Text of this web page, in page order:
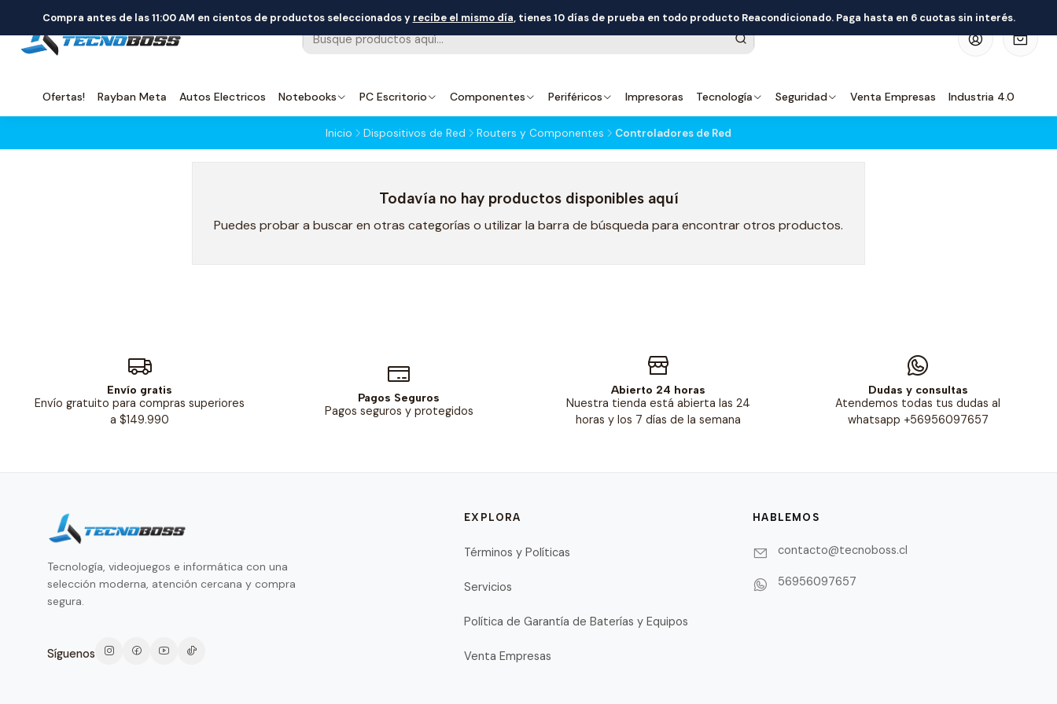
Ofertas! Rayban Meta Autos Electricos Notebooks PC Escritorio Componentes Periféricos Impresoras Tecnología Seguridad Venta Empresas Industria 4.0
Compra antes de las 11:00 AM en cientos de productos seleccionados y recibe el mismo día, tienes 10 días de prueba en todo producto Reacondicionado. Paga hasta en 6 cuotas sin interés.
Inicio Dispositivos de Red Routers y Componentes Controladores de Red
Todavía no hay productos disponibles aquí
Puedes probar a buscar en otras categorías o utilizar la barra de búsqueda para encontrar otros productos.
Envío gratis
Envío gratuito para compras superiores
a $149.990
Pagos Seguros
Pagos seguros y protegidos
Abierto 24 horas
Nuestra tienda está abierta las 24
horas y los 7 días de la semana
Dudas y consultas
Atendemos todas tus dudas al
whatsapp +56956097657
Tecnología, videojuegos e informática con una
selección moderna, atención cercana y compra
segura.
Síguenos
EXPLORA
Términos y Políticas
Servicios
Política de Garantía de Baterías y Equipos
Venta Empresas
HABLEMOS
contacto@tecnoboss.cl
56956097657